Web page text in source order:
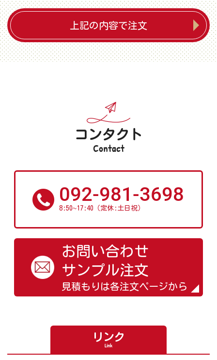
上記の内容で注文
コンタクト
Contact
092-981-3698
8:50~17:40（定休:土日祝）
お問い合わせ
サンプル注文
見積もりは各注文ページから
リンク
Link